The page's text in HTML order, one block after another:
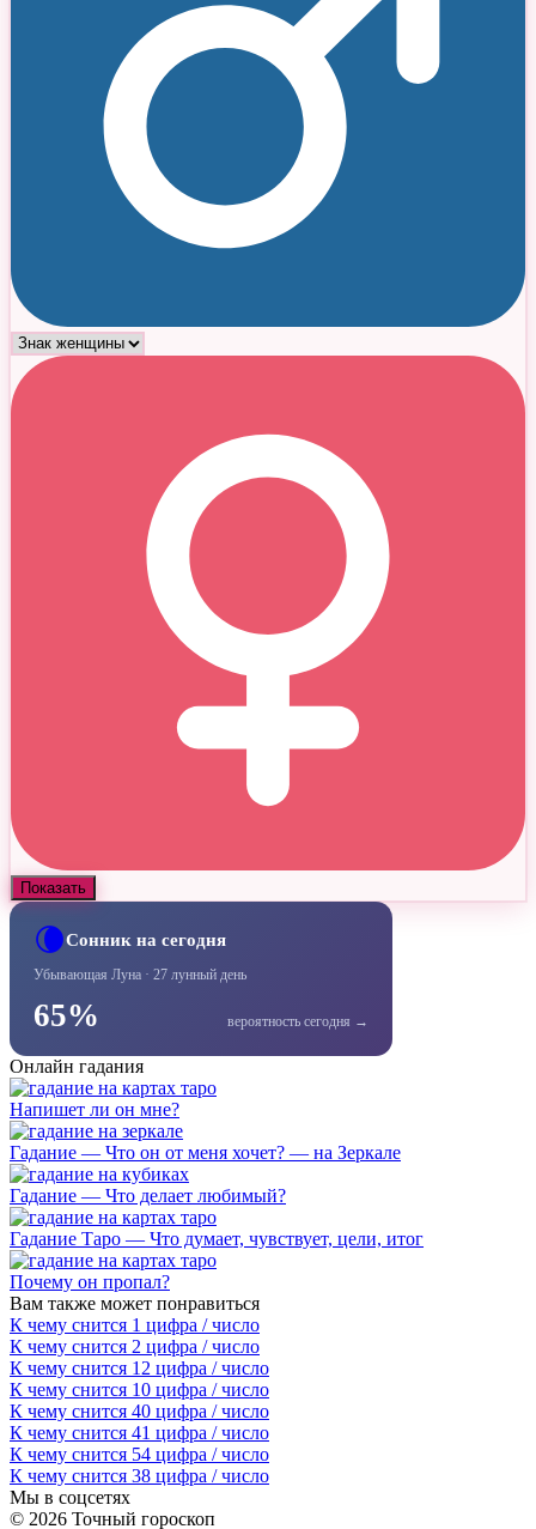
Показать
🌘Сонник на сегодня
Убывающая Луна · 27 лунный день
65% вероятность сегодня →
Онлайн гадания
Напишет ли он мне?
Гадание — Что он от меня хочет? — на Зеркале
Гадание — Что делает любимый?
Гадание Таро — Что думает, чувствует, цели, итог
Почему он пропал?
Вам также может понравиться
К чему снится 1 цифра / число
К чему снится 2 цифра / число
К чему снится 12 цифра / число
К чему снится 10 цифра / число
К чему снится 40 цифра / число
К чему снится 41 цифра / число
К чему снится 54 цифра / число
К чему снится 38 цифра / число
Мы в соцсетях
© 2026 Точный гороскоп